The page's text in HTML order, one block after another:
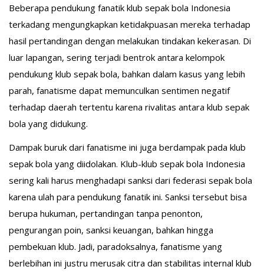
Beberapa pendukung fanatik klub sepak bola Indonesia
terkadang mengungkapkan ketidakpuasan mereka terhadap
hasil pertandingan dengan melakukan tindakan kekerasan. Di
luar lapangan, sering terjadi bentrok antara kelompok
pendukung klub sepak bola, bahkan dalam kasus yang lebih
parah, fanatisme dapat memunculkan sentimen negatif
terhadap daerah tertentu karena rivalitas antara klub sepak
bola yang didukung.
Dampak buruk dari fanatisme ini juga berdampak pada klub
sepak bola yang diidolakan. Klub-klub sepak bola Indonesia
sering kali harus menghadapi sanksi dari federasi sepak bola
karena ulah para pendukung fanatik ini. Sanksi tersebut bisa
berupa hukuman, pertandingan tanpa penonton,
pengurangan poin, sanksi keuangan, bahkan hingga
pembekuan klub. Jadi, paradoksalnya, fanatisme yang
berlebihan ini justru merusak citra dan stabilitas internal klub